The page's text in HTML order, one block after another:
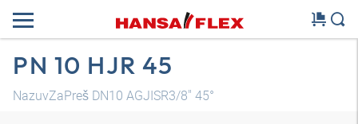
PN 10 HJR 45
NazuvZaPreš DN10 AGJISR3/8" 45°